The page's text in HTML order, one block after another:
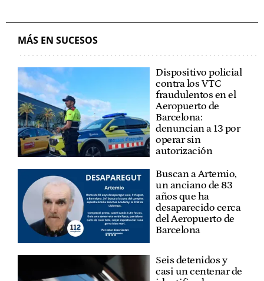
MÁS EN SUCESOS
Dispositivo policial
contra los VTC
fraudulentos en el
Aeropuerto de
Barcelona:
denuncian a 13 por
operar sin
autorización
Buscan a Artemio,
un anciano de 83
años que ha
desaparecido cerca
del Aeropuerto de
Barcelona
Seis detenidos y
casi un centenar de